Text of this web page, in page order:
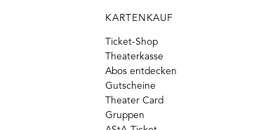
KARTENKAUF
Ticket-Shop
Theaterkasse
Abos entdecken
Gutscheine
Theater Card
Gruppen